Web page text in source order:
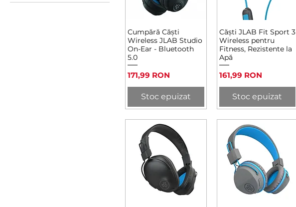
Mac Accessories
Afișare rapidă
Cumpără Căști
Wireless JLAB Studio
On-Ear - Bluetooth
5.0
Preț
171,99 RON
Stoc epuizat
Afișare rapidă
Căști JLAB Fit Sport 3
Wireless pentru
Fitness, Rezistente la
Apă
Preț
161,99 RON
Stoc epuizat